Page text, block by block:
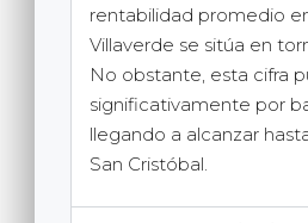
rentabilidad promedio
Villaverde se sitúa en
No obstante, esta cifra
significativamente por
llegando a alcanzar
San Cristóbal.